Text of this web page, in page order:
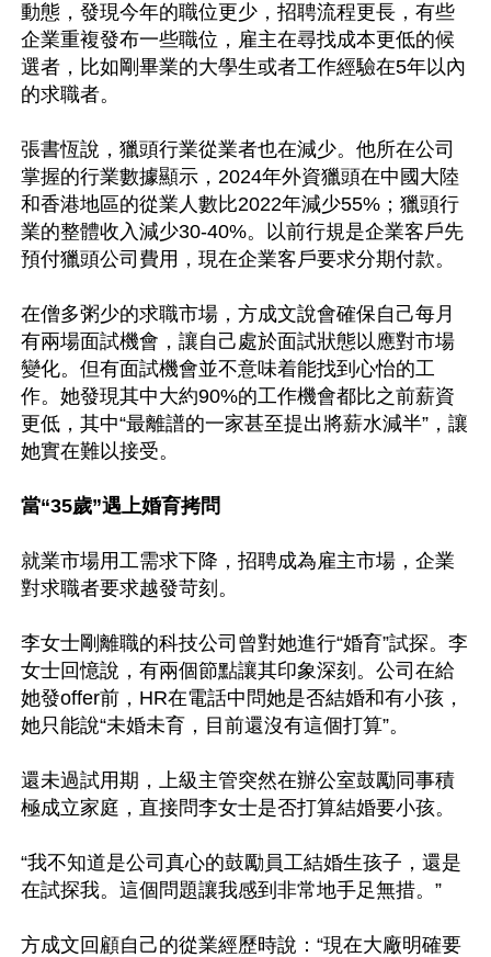
動態，發現今年的職位更少，招聘流程更長，有些
企業重複發布一些職位，雇主在尋找成本更低的候
選者，比如剛畢業的大學生或者工作經驗在5年以內
的求職者。
張書恆說，獵頭行業從業者也在減少。他所在公司
掌握的行業數據顯示，2024年外資獵頭在中國大陸
和香港地區的從業人數比2022年減少55%；獵頭行
業的整體收入減少30-40%。以前行規是企業客戶先
預付獵頭公司費用，現在企業客戶要求分期付款。
在僧多粥少的求職市場，方成文說會確保自己每月
有兩場面試機會，讓自己處於面試狀態以應對市場
變化。但有面試機會並不意味着能找到心怡的工
作。她發現其中大約90%的工作機會都比之前薪資
更低，其中“最離譜的一家甚至提出將薪水減半”，讓
她實在難以接受。
當“35歲”遇上婚育拷問
就業市場用工需求下降，招聘成為雇主市場，企業
對求職者要求越發苛刻。
李女士剛離職的科技公司曾對她進行“婚育”試探。李
女士回憶說，有兩個節點讓其印象深刻。公司在給
她發offer前，HR在電話中問她是否結婚和有小孩，
她只能說“未婚未育，目前還沒有這個打算”。
還未過試用期，上級主管突然在辦公室鼓勵同事積
極成立家庭，直接問李女士是否打算結婚要小孩。
“我不知道是公司真心的鼓勵員工結婚生孩子，還是
在試探我。這個問題讓我感到非常地手足無措。”
方成文回顧自己的從業經歷時說：“現在大廠明確要